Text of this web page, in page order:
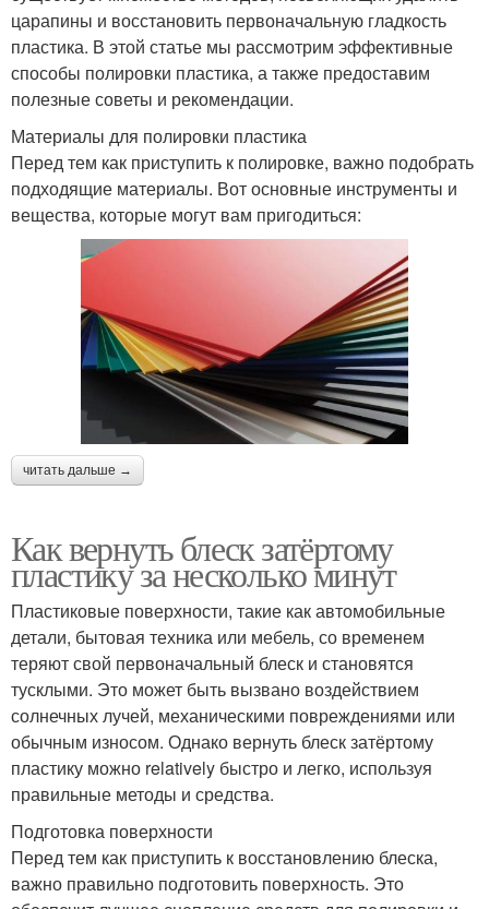
царапины и восстановить первоначальную гладкость
пластика. В этой статье мы рассмотрим эффективные
способы полировки пластика, а также предоставим
полезные советы и рекомендации.
Материалы для полировки пластика
Перед тем как приступить к полировке, важно подобрать
подходящие материалы. Вот основные инструменты и
вещества, которые могут вам пригодиться:
читать дальше →
Как вернуть блеск затёртому
пластику за несколько минут
Пластиковые поверхности, такие как автомобильные
детали, бытовая техника или мебель, со временем
теряют свой первоначальный блеск и становятся
тусклыми. Это может быть вызвано воздействием
солнечных лучей, механическими повреждениями или
обычным износом. Однако вернуть блеск затёртому
пластику можно relatively быстро и легко, используя
правильные методы и средства.
Подготовка поверхности
Перед тем как приступить к восстановлению блеска,
важно правильно подготовить поверхность. Это